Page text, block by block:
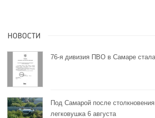
НОВОСТИ
76-я дивизия ПВО в Самаре
Под Самарой после
легковушка 6 августа